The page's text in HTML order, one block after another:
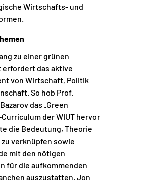
Wirtschafts- und
zu einer grünen
das aktive
von Wirtschaft, Politik
So hob Prof.
das „Green
Curriculum der WIUT hervor
die Bedeutung, Theorie
zu verknüpfen sowie
mit den nötigen
für die aufkommenden
auszustatten. Jon